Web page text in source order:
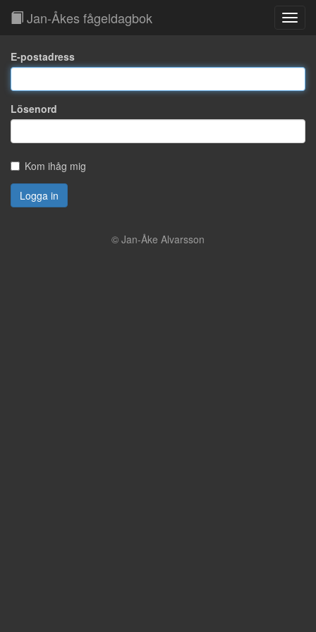
Jan-Åkes fågeldagbok
E-postadress
Lösenord
Kom ihåg mig
Logga in
© Jan-Åke Alvarsson